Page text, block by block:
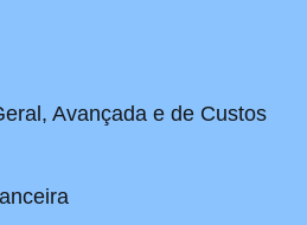
Avançada e de Custos